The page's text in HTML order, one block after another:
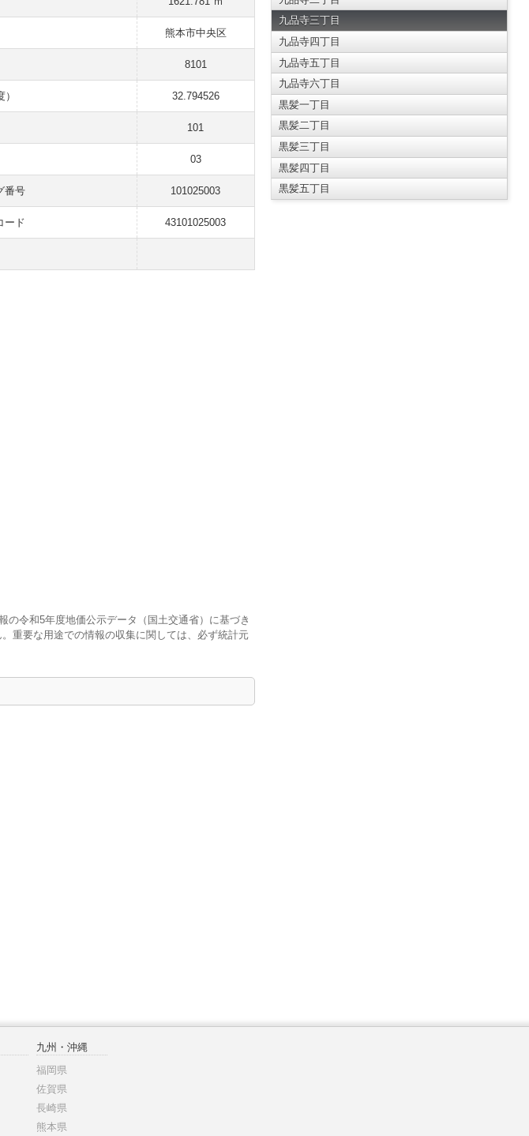
熊本市中央区
8101
32.794526
101
03
番号 101025003
ード 43101025003
令和5年度地価公示データ（国土交通省）に基づき
重要な用途での情報の収集に関しては、必ず統計元
九品寺三丁目
九品寺四丁目
九品寺五丁目
九品寺六丁目
黒髪一丁目
黒髪二丁目
黒髪三丁目
黒髪四丁目
黒髪五丁目
九州・沖縄
福岡県
佐賀県
長崎県
熊本県